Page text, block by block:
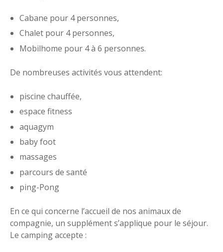
Cabane pour 4 personnes,
Chalet pour 4 personnes,
Mobilhome pour 4 à 6 personnes.
De nombreuses activités vous attendent:
piscine chauffée,
espace fitness
aquagym
baby foot
massages
parcours de santé
ping-Pong
En ce qui concerne l’accueil de nos animaux de
compagnie, un supplément s’applique pour le séjour.
Le camping accepte :